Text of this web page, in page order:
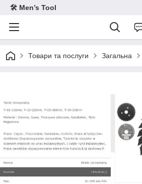
🛠 Men’s Tool
Товари та послуги Загальна